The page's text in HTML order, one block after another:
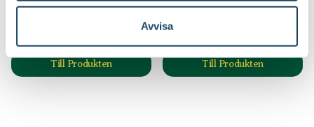
Avvisa
5990
Online
I lager
Till Produkten
till Krukväxtnäring för blommande växter
Från 5990
Välj butik
Online
I lager
Till Produkten
till Växtnäring